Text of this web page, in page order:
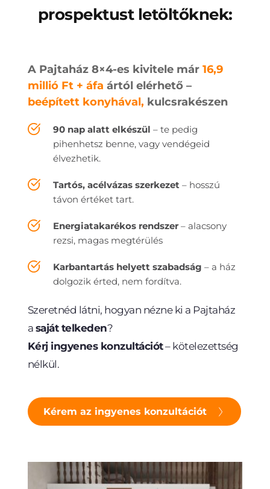
prospektust letöltőknek:
A Pajtaház 8×4-es kivitele már 16,9
millió Ft + áfa
ártól elérhető –
beépített konyhával, kulcsrakészen
90 nap alatt elkészül – te pedig
pihenhetsz benne, vagy vendégeid
élvezhetik.
Tartós, acélvázas szerkezet – hosszú
távon értéket tart.
Energiatakarékos rendszer – alacsony
rezsi, magas megtérülés
Karbantartás helyett szabadság – a ház
dolgozik érted, nem fordítva.
Szeretnéd látni, hogyan nézne ki a Pajtaház
a saját telkeden?
Kérj ingyenes konzultációt – kötelezettség
nélkül.
Kérem az ingyenes konzultációt